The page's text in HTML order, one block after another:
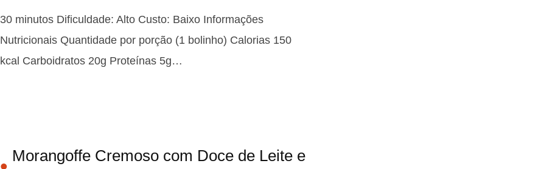
30 minutos Dificuldade: Alto Custo: Baixo Informações
Nutricionais Quantidade por porção (1 bolinho) Calorias 150
kcal Carboidratos 20g Proteínas 5g…
Morangoffe Cremoso com Doce de Leite e